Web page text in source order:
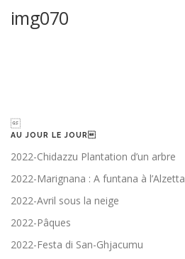
img070
AU JOUR LE JOUR
2022-Chidazzu Plantation d’un arbre
2022-Marignana : A funtana à l’Alzetta
2022-Avril sous la neige
2022-Pâques
2022-Festa di San-Ghjacumu